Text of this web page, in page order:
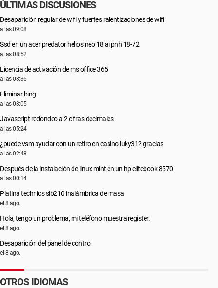
ÚLTIMAS DISCUSIONES
Desaparición regular de wifi y fuertes ralentizaciones de wifi
a las 09:08
Ssd en un acer predator helios neo 18 ai pnh 18-72
a las 08:52
Licencia de activación de ms office 365
a las 08:36
Eliminar bing
a las 08:05
Javascript redondeo a 2 cifras decimales
a las 05:24
¿puede vsm ayudar con un retiro en casino luky31? gracias
a las 02:48
Después de la instalación de linux mint en un hp elitebook 8570
a las 00:14
Platina technics slb210 inalámbrica de masa
el 8 ago.
Hola, tengo un problema, mi teléfono muestra register.
el 8 ago.
Desaparición del panel de control
el 8 ago.
OTROS IDIOMAS